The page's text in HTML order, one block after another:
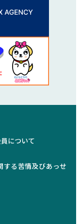
について
する苦情及びあっせ